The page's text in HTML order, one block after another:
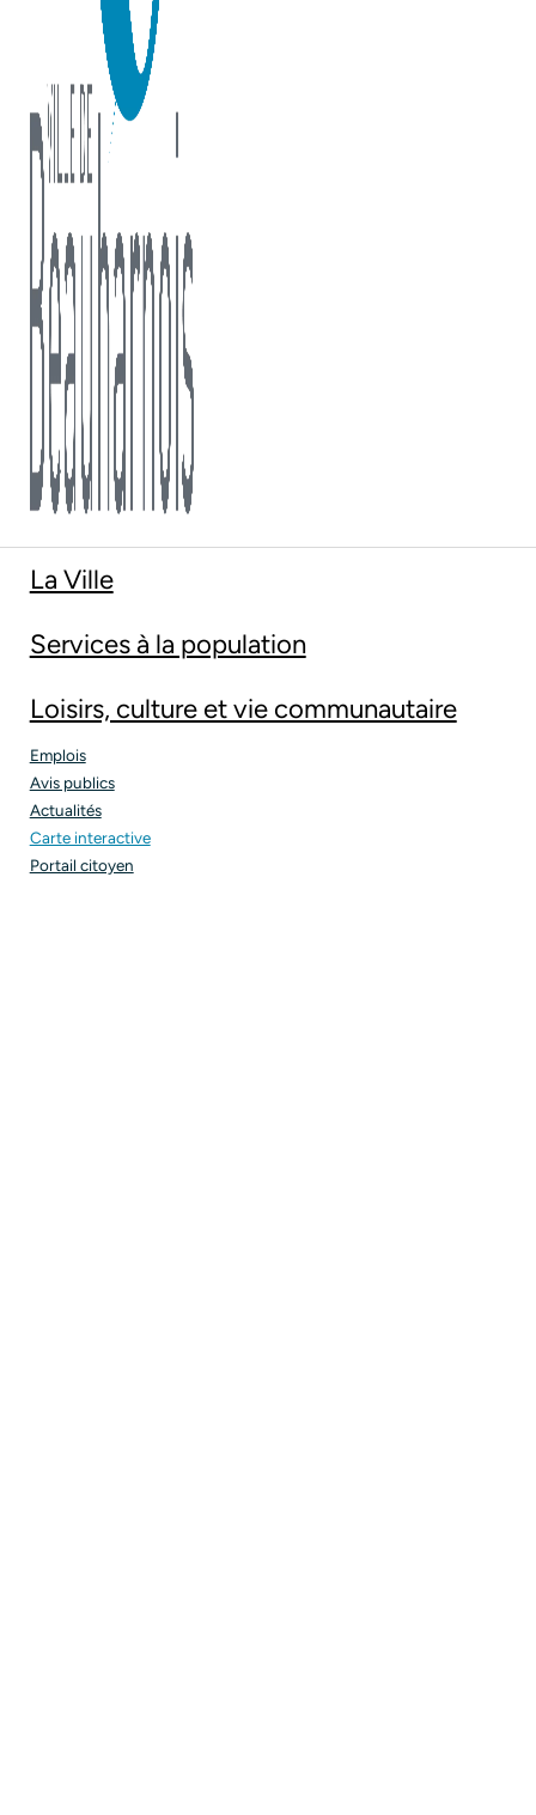
La Ville
Services à la population
Loisirs, culture et vie communautaire
Emplois
Avis publics
Actualités
Carte interactive
Portail citoyen